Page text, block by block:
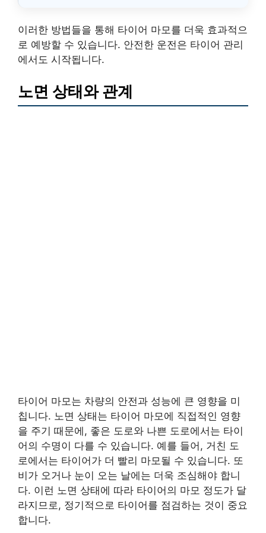
이러한 방법들을 통해 타이어 마모를 더욱 효과적으
로 예방할 수 있습니다. 안전한 운전은 타이어 관리
에서도 시작됩니다.
노면 상태와 관계
타이어 마모는 차량의 안전과 성능에 큰 영향을 미
칩니다. 노면 상태는 타이어 마모에 직접적인 영향
을 주기 때문에, 좋은 도로와 나쁜 도로에서는 타이
어의 수명이 다를 수 있습니다. 예를 들어, 거친 도
로에서는 타이어가 더 빨리 마모될 수 있습니다. 또
비가 오거나 눈이 오는 날에는 더욱 조심해야 합니
다. 이런 노면 상태에 따라 타이어의 마모 정도가 달
라지므로, 정기적으로 타이어를 점검하는 것이 중요
합니다.